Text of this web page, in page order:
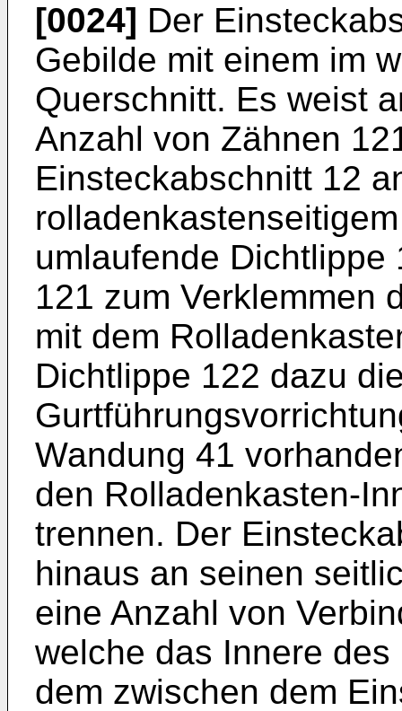
[0024] Der
Gebilde mit einem im
Querschnitt. Es weist
Anzahl von Zähnen
Einsteckabschnitt 12
umlaufende
121 zum Verklemmen
mit dem
Dichtlippe 122 dazu
Wandung 41
den Rolladenkasten-
trennen. Der
hinaus an seinen
eine Anzahl von
welche das Innere
dem zwischen dem